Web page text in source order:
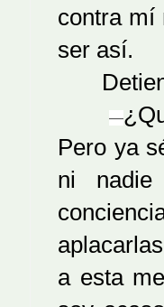
contra mí
ser así.
Detiene
—
Pero ya
ni nadie
a esta